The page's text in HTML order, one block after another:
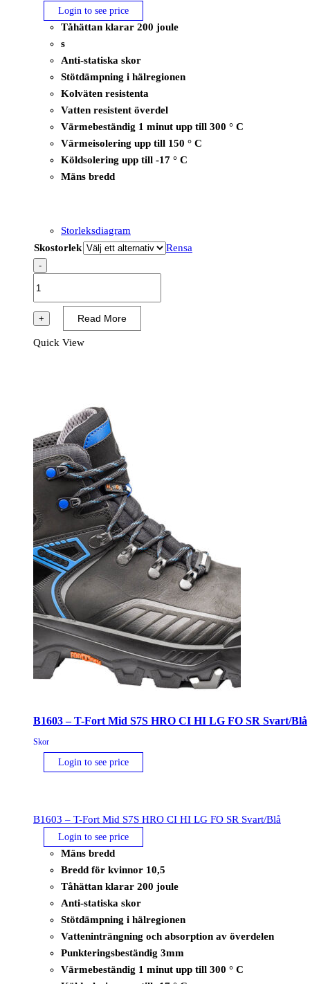
Login to see price
Tåhättan klarar 200 joule
s
Anti-statiska skor
Stötdämpning i hälregionen
Kolväten resistenta
Vatten resistent överdel
Värmebeständig 1 minut upp till 300 ° C
Värmeisolering upp till 150 ° C
Köldsolering upp till -17 ° C
Mäns bredd
Storleksdiagram
Skostorlek
Rensa
-
T-
Mid/T-
HI
LG
FO
Svart/Orange
mängd
+ Read More
Quick View
B1603 – T-Fort Mid S7S HRO CI HI LG FO SR Svart/Blå
Skor
Login to see price
B1603 – T-Fort Mid S7S HRO CI HI LG FO SR Svart/Blå
Login to see price
Mäns bredd
Bredd för kvinnor 10,5
Tåhättan klarar 200 joule
Anti-statiska skor
Stötdämpning i hälregionen
Vatteninträngning och absorption av överdelen
Punkteringsbeständig 3mm
Värmebeständig 1 minut upp till 300 ° C